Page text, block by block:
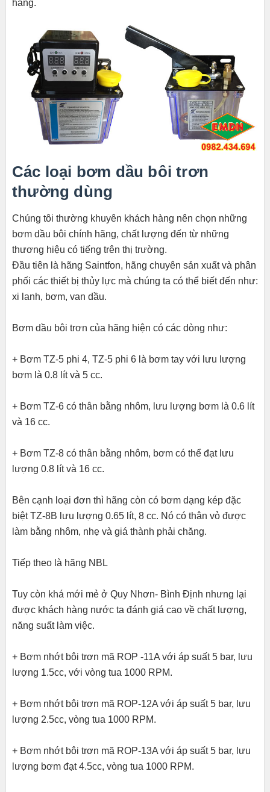
hàng.
Các loại bơm dầu bôi trơn
thường dùng
Chúng tôi thường khuyên khách hàng nên chọn những
bơm dầu bôi chính hãng, chất lượng đến từ những
thương hiệu có tiếng trên thị trường.
Đầu tiên là hãng Saintfon, hãng chuyên sản xuất và phân
phối các thiết bị thủy lực mà chúng ta có thể biết đến như:
xi lanh, bơm, van dầu.
Bơm dầu bôi trơn của hãng hiện có các dòng như:
+ Bơm TZ-5 phi 4, TZ-5 phi 6 là bơm tay với lưu lượng
bơm là 0.8 lít và 5 cc.
+ Bơm TZ-6 có thân bằng nhôm, lưu lượng bơm là 0.6 lít
và 16 cc.
+ Bơm TZ-8 có thân bằng nhôm, bơm có thể đạt lưu
lượng 0.8 lít và 16 cc.
Bên cạnh loại đơn thì hãng còn có bơm dạng kép đặc
biệt TZ-8B lưu lượng 0.65 lít, 8 cc. Nó có thân vỏ được
làm bằng nhôm, nhẹ và giá thành phải chăng.
Tiếp theo là hãng NBL
Tuy còn khá mới mẻ ở Quy Nhơn- Bình Định nhưng lại
được khách hàng nước ta đánh giá cao về chất lượng,
năng suất làm việc.
+ Bơm nhớt bôi trơn mã ROP -11A với áp suất 5 bar, lưu
lượng 1.5cc, với vòng tua 1000 RPM.
+ Bơm nhớt bôi trơn mã ROP-12A với áp suất 5 bar, lưu
lượng 2.5cc, vòng tua 1000 RPM.
+ Bơm nhớt bôi trơn mã ROP-13A với áp suất 5 bar, lưu
lượng bơm đạt 4.5cc, vòng tua 1000 RPM.